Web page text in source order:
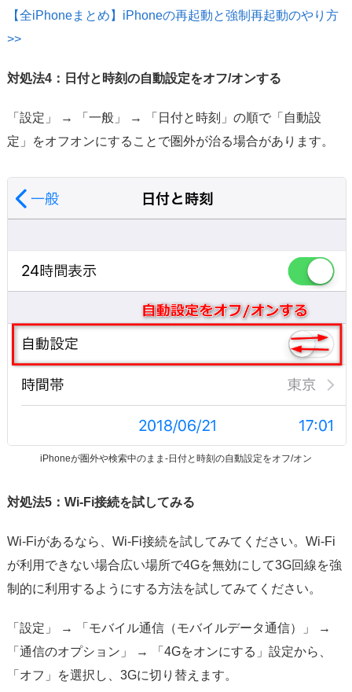
【全iPhoneまとめ】iPhoneの再起動と強制再起動のやり方
>>
対処法4：日付と時刻の自動設定をオフ/オンする
「設定」 → 「一般」 → 「日付と時刻」の順で「自動設
定」をオフオンにすることで圏外が治る場合があります。
iPhoneが圏外や検索中のまま-日付と時刻の自動設定をオフ/オン
対処法5：Wi-Fi接続を試してみる
Wi-Fiがあるなら、Wi-Fi接続を試してみてください。Wi-Fi
が利用できない場合広い場所で4Gを無効にして3G回線を強
制的に利用するようにする方法を試してみてください。
「設定」 → 「モバイル通信（モバイルデータ通信）」 →
「通信のオプション」 → 「4Gをオンにする」設定から、
「オフ」を選択し、3Gに切り替えます。